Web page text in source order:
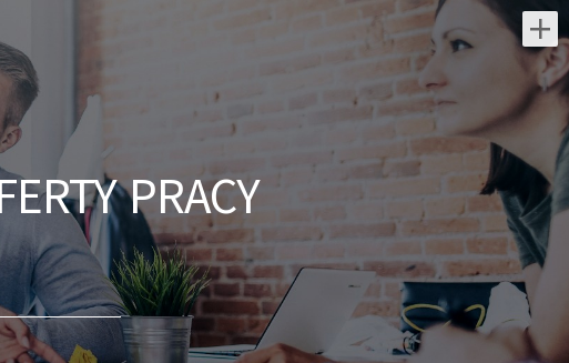
Najnowsze oferty pracy:
Lekarz Okulista
Jutro Medical Sp z o.o.
świętokrzyskie/ Kielce
elastyczny grafik dopasowany do potrzeb
stawka wynagrodzenia obliczana
procentowo: 50% wartości kontraktu NFZ
możliwość realizacji wizyt komercyjnych
Opis...
dzisiaj
PRACY